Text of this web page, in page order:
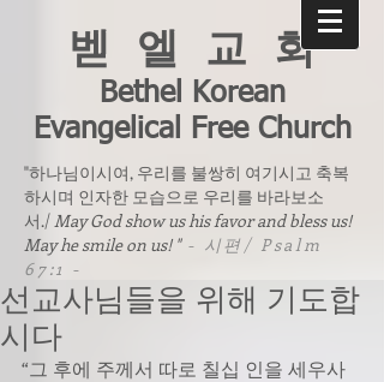
벧 엘 교 회
Bethel Korean
Evangelical Free Church
"하나님이시여, 우리를 불쌍히 여기시고 축복
하시며 인자한 모습으로 우리를 바라보소
서./May God show us his favor and bless us!
May he smile on us! " - 시편/ Psalm
67:1 -
선교사님들을 위해 기도합
시다
“그 후에 주께서 따로 칠십 인을 세우사